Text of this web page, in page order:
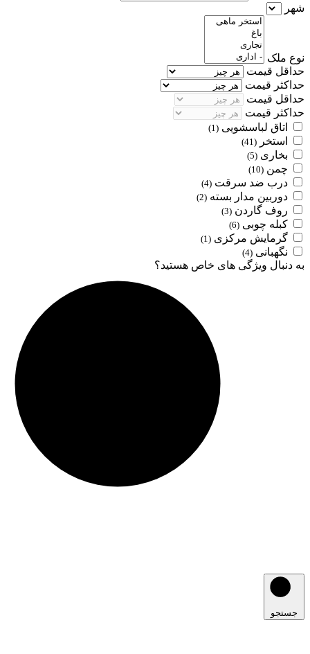
شهر
نوع ملک
حداقل قیمت
حداکثر قیمت
حداقل قیمت
حداکثر قیمت
اتاق لباسشویی (1)
استخر (41)
بخاری (5)
چمن (10)
درب ضد سرقت (4)
دوربین مدار بسته (2)
روف گاردن (3)
کبله چوبی (6)
گرمایش مرکزی (1)
نگهبانی (4)
به دنبال ویژگی های خاص هستید؟
جستجو